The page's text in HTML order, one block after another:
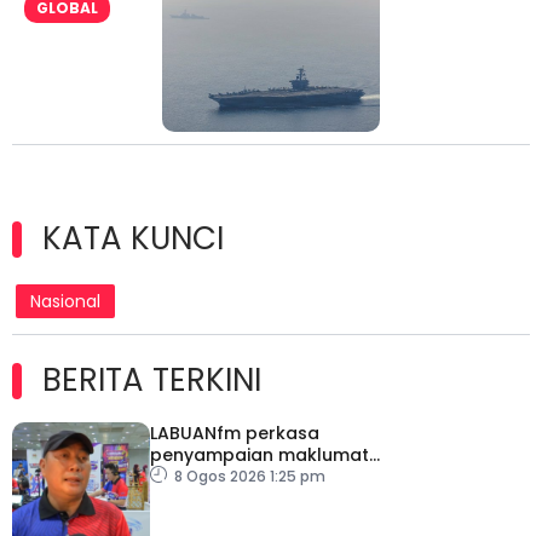
GLOBAL
KATA KUNCI
Nasional
BERITA TERKINI
LABUANfm perkasa
penyampaian maklumat
menerusi siaran luar RDL
8 Ogos 2026 1:25 pm